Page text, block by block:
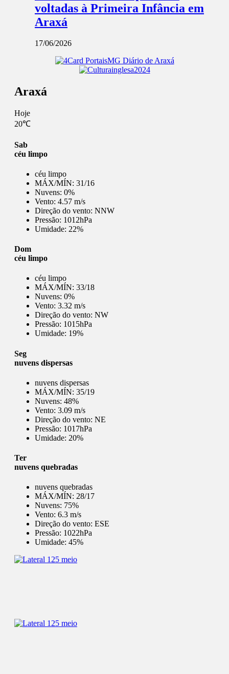
voltadas à Primeira Infância em
Araxá
17/06/2026
Araxá
Hoje
20℃
Sab
céu limpo
céu limpo
MÁX/MÍN: 31/16
Nuvens: 0%
Vento: 4.57 m/s
Direção do vento: NNW
Pressão: 1012hPa
Umidade: 22%
Dom
céu limpo
céu limpo
MÁX/MÍN: 33/18
Nuvens: 0%
Vento: 3.32 m/s
Direção do vento: NW
Pressão: 1015hPa
Umidade: 19%
Seg
nuvens dispersas
nuvens dispersas
MÁX/MÍN: 35/19
Nuvens: 48%
Vento: 3.09 m/s
Direção do vento: NE
Pressão: 1017hPa
Umidade: 20%
Ter
nuvens quebradas
nuvens quebradas
MÁX/MÍN: 28/17
Nuvens: 75%
Vento: 6.3 m/s
Direção do vento: ESE
Pressão: 1022hPa
Umidade: 45%